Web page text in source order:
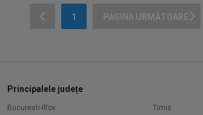
1 PAGINA URMĂTOARE
Principalele județe
Bucuresti-Ilfov
Timis